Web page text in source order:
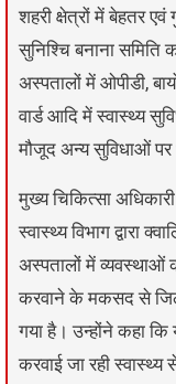
शहरी क्षेत्रों में बेहतर
सुनिश्चि बनाना
अस्पतालों में ओपीडी,
वार्ड आदि में स्वास्थ्य
मौजूद अन्य सुविधाओं
मुख्य चिकित्सा
स्वास्थ्य विभाग द्वारा
अस्पतालों में व्यवस्थाओं
करवाने के मकसद से
गया है। उन्होंने कहा कि
करवाई जा रही स्वास्थ्य